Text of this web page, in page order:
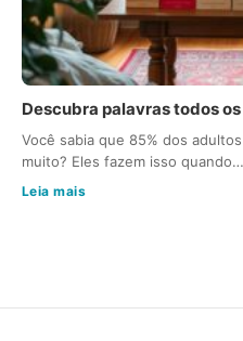
Descubra palavras todos
Você sabia que 85% dos
muito? Eles fazem isso quando…
Leia mais